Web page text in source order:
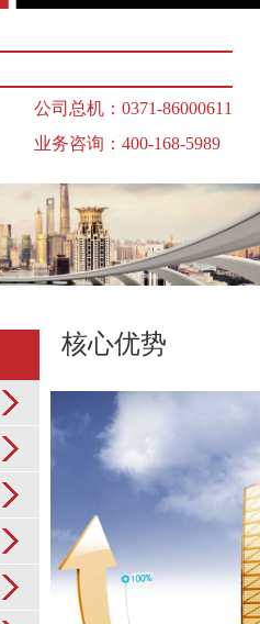
公司总机：0371-86000611
业务咨询：400-168-5989
核心优势